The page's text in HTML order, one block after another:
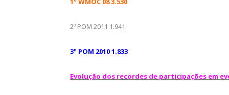
2º POM 2011 1.941
3º POM 2010 1.833
Evolução dos recordes de participações em